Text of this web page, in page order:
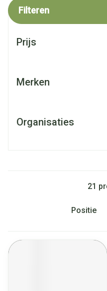
Filteren
Prijs
Merken
Organisaties
21
Sorteer op: